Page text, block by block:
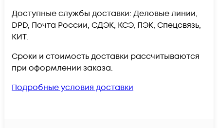
Доступные службы доставки: Деловые линии,
DPD, Почта России, СДЭК, КСЭ, ПЭК, Спецсвязь,
КИТ.
Сроки и стоимость доставки рассчитываются
при оформлении заказа.
Подробные условия доставки